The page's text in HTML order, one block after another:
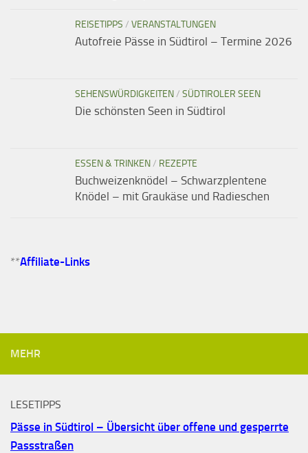
REISETIPPS / VERANSTALTUNGEN
Autofreie Pässe in Südtirol – Termine 2026
SEHENSWÜRDIGKEITEN/ SÜDTIROLER SEEN
Die schönsten Seen in Südtirol
ESSEN & TRINKEN/ REZEPTE
Buchweizenknödel – Schwarzplentene
Knödel – mit Graukäse und Radieschen
**Affiliate-Links
MEHR
LESETIPPS
Pässe in Südtirol – Übersicht über offene und gesperrte
Passstraßen